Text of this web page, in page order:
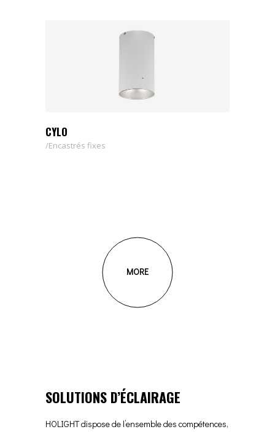
CYLO
Encastrés fixes
MORE
SOLUTIONS D’ÉCLAIRAGE
HOLIGHT dispose de l’ensemble des compétences,